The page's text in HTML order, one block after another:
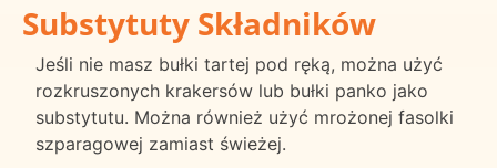
Substytuty Składników
Jeśli nie masz bułki tartej pod ręką, można użyć
rozkruszonych krakersów lub bułki panko jako
substytutu. Można również użyć mrożonej fasolki
szparagowej zamiast świeżej.